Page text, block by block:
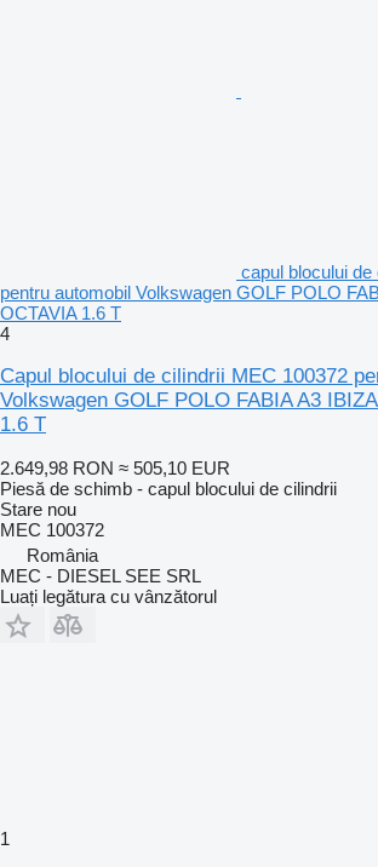
capul blocului
pentru automobil Volkswagen GOLF POLO
OCTAVIA 1.6 T
4
Capul blocului de cilindrii MEC 100372
Volkswagen GOLF POLO FABIA A3
1.6 T
2.649,98 RON ≈ 505,10 EUR
Piesă de schimb - capul blocului de cilindrii
Stare nou
MEC 100372
România
MEC - DIESEL SEE SRL
Luați legătura cu vânzătorul
1